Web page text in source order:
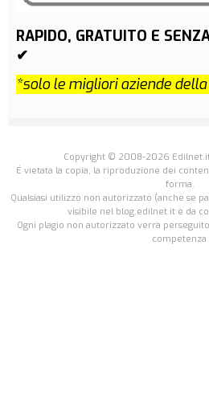
RAPIDO, GRATUITO E
✔
*solo le migliori aziende
Copyright © 2008-2026
É vietata la copia, la riproduzione dei
forma.
Qualsiasi utilizzo non autorizzato (anche se
visibile nel blog.edilnet.it è da
Ogni plagio non autorizzato verrà
competenza.